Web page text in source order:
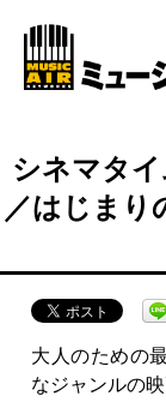
シネマタ
／はじまり
大人のための
なジャンルの映